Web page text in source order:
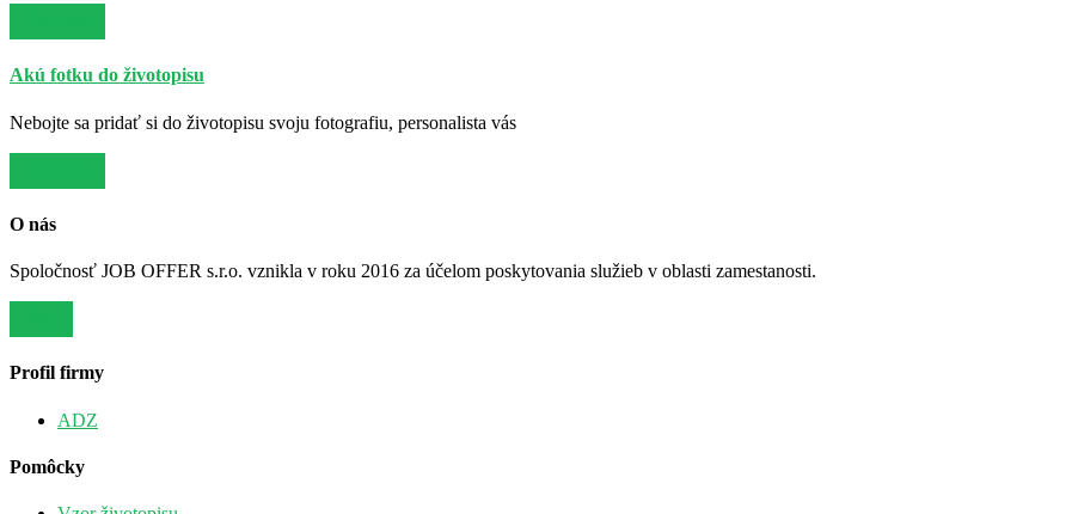
Akú fotku do životopisu
Nebojte sa pridať si do životopisu svoju fotografiu, personalista vás
O nás
Spoločnosť JOB OFFER s.r.o. vznikla v roku 2016 za účelom poskytovania služieb v oblasti zamestanosti.
Profil firmy
ADZ
Pomôcky